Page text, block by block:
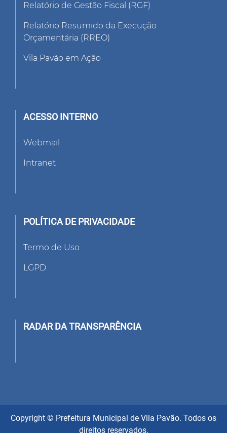
Relatório de Gestão Fiscal (RGF)
Relatório Resumido da Execução
Orçamentária (RREO)
Vila Pavão em Ação
ACESSO INTERNO
Webmail
Intranet
POLÍTICA DE PRIVACIDADE
Termo de Uso
LGPD
RADAR DA TRANSPARÊNCIA
Copyright © Prefeitura Municipal de Vila Pavão. Todos os
direitos reservados.